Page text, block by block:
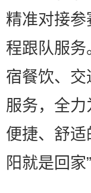
精准对接
程跟队服
宿餐饮、
服务，全
便捷、舒适
阳就是回家